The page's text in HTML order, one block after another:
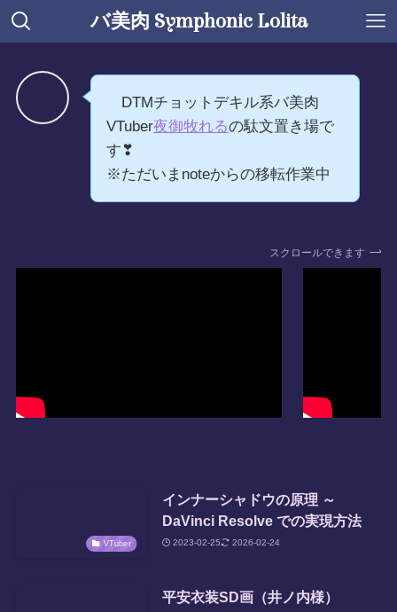
バ美肉 Symphonic Lolita
DTMチョットデキル系バ美肉
VTuber夜御牧れるの駄文置き場で
す❣
※ただいまnoteからの移転作業中
スクロールできます
VTuber
インナーシャドウの原理 ～
DaVinci Resolve での実現方法
2023-02-25 2026-02-24
平安衣装SD画（井ノ内様）